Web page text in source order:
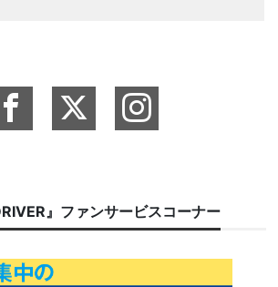
』ファンサービスコーナー